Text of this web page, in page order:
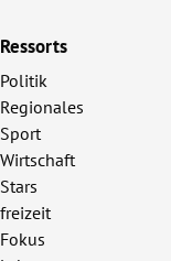
Ressorts
Politik
Regionales
Sport
Wirtschaft
Stars
freizeit
Fokus